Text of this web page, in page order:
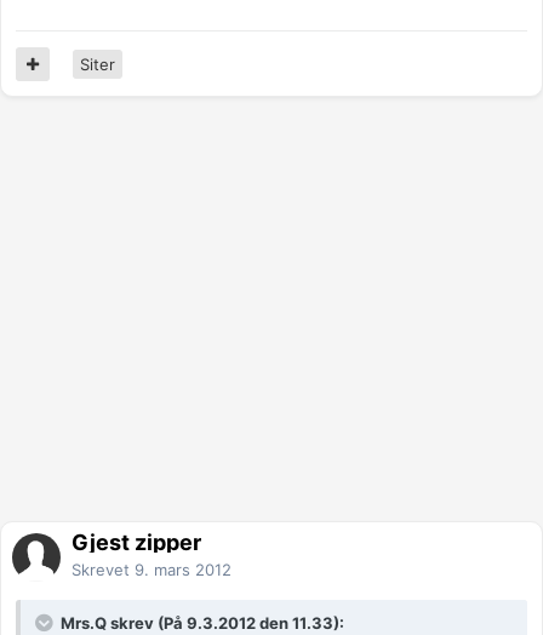
Siter
Gjest zipper
Skrevet 9. mars 2012
Mrs.Q skrev (På 9.3.2012 den 11.33):